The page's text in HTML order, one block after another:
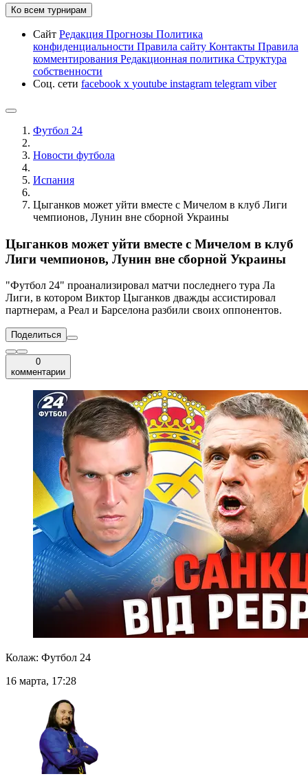
Ко всем турнирам
Сайт Редакция Прогнозы Политика
конфиденциальности Правила сайту Контакты Правила
комментирования Редакционная политика Структура
собственности
Соц. сети facebook x youtube instagram telegram viber
Футбол 24
Новости футбола
Испания
Цыганков может уйти вместе с Мичелом в клуб Лиги
чемпионов, Лунин вне сборной Украины
Цыганков может уйти вместе с Мичелом в клуб
Лиги чемпионов, Лунин вне сборной Украины
"Футбол 24" проанализировал матчи последнего тура Ла
Лиги, в котором Виктор Цыганков дважды ассистировал
партнерам, а Реал и Барселона разбили своих оппонентов.
Поделиться
0
комментарии
Колаж: Футбол 24
16 марта, 17:28